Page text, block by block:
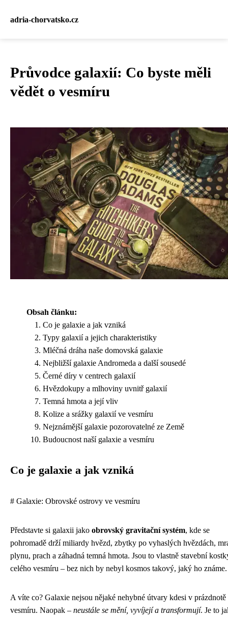
adria-chorvatsko.cz
Průvodce galaxií: Co byste měli
vědět o vesmíru
Obsah článku:
Co je galaxie a jak vzniká
Typy galaxií a jejich charakteristiky
Mléčná dráha naše domovská galaxie
Nejbližší galaxie Andromeda a další sousedé
Černé díry v centrech galaxií
Hvězdokupy a mlhoviny uvnitř galaxií
Temná hmota a její vliv
Kolize a srážky galaxií ve vesmíru
Nejznámější galaxie pozorovatelné ze Země
Budoucnost naší galaxie a vesmíru
Co je galaxie a jak vzniká
# Galaxie: Obrovské ostrovy ve vesmíru
Představte si galaxii jako obrovský gravitační systém, kde se
pohromadě drží miliardy hvězd, zbytky po vyhaslých hvězdách,
plynu, prach a záhadná temná hmota. Jsou to vlastně stavební
celého vesmíru – bez nich by nebyl kosmos takový, jaký ho známe.
A víte co? Galaxie nejsou nějaké nehybné útvary kdesi v prázdnotě
vesmíru. Naopak – neustále se mění, vyvíjejí a transformují. Je to